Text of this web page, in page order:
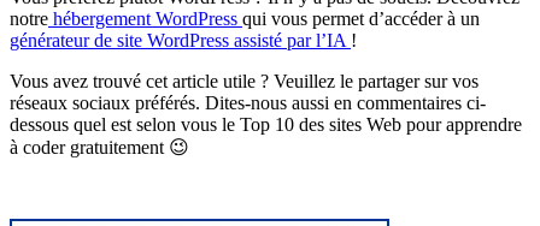
notre hébergement WordPress qui vous permet d’accéder à un
générateur de site WordPress assisté par l’IA !
Vous avez trouvé cet article utile ? Veuillez le partager sur vos
réseaux sociaux préférés. Dites-nous aussi en commentaires ci-
dessous quel est selon vous le Top 10 des sites Web pour apprendre
à coder gratuitement 😉